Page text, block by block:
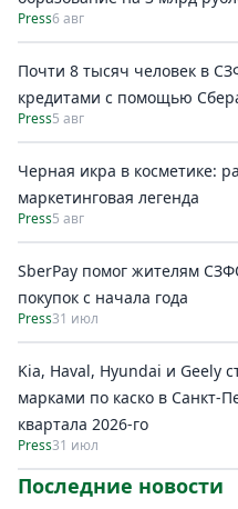
Press6 авг
Почти 8 тысяч человек в
кредитами с помощью
Press5 авг
Черная икра в косметике:
маркетинговая легенда
Press5 авг
SberPay помог жителям
покупок c начала года
Press31 июл
Kia, Haval, Hyundai и Geely
марками по каско в Санкт-
квартала 2026-го
Press31 июл
Последние новости